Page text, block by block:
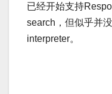
已经开始支持
search，但似乎并
interpreter。